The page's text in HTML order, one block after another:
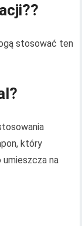
stosować ten
który
na